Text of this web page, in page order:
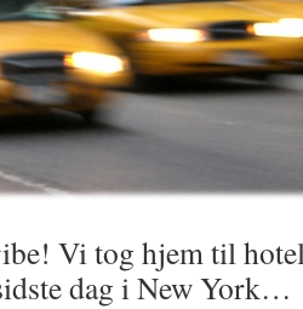
Vi tog hjem til
dag i New York…